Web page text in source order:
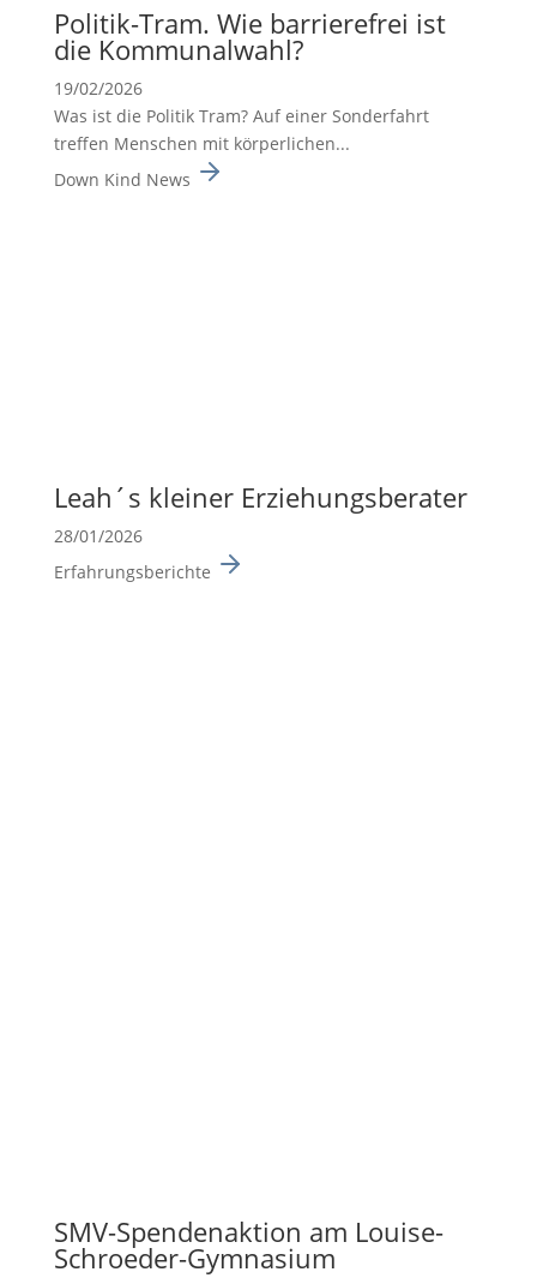
Politik-Tram. Wie barrie­re­frei ist
die Kommu­nal­wahl?
19/02/2026
Was ist die Politik Tram? Auf einer Sonderfahrt
treffen Menschen mit körperlichen...
Down Kind News
Leah´s kleiner Erzie­hungs­be­rater
28/01/2026
Erfahrungsberichte
SMV-Spenden­ak­tion am Louise-
Schroeder-Gymna­sium